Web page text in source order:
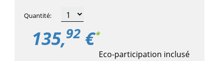
135,92 €*
Eco-participation inclusé
Quantité: